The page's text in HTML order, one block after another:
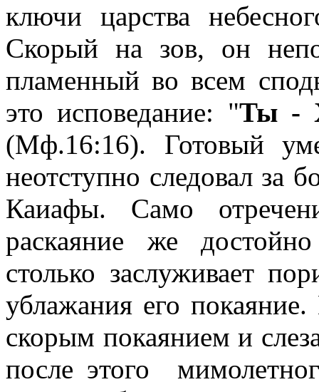
ключи царства
Скорый на зов, он
пламенный во всем
это исповедание: "Ты -
(Мф.16:16). Готовый
неотступно следовал за
Каиафы. Само
раскаяние же
столько заслуживает
ублажания его
скорым покаянием и
после этого